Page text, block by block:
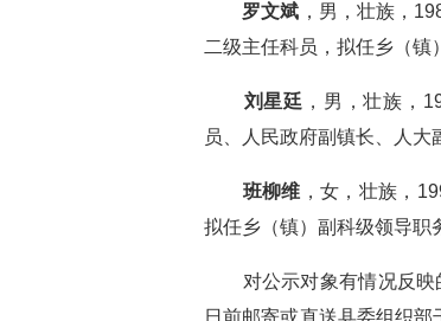
罗文斌 ，男，壮族，
二级主任科员，拟任乡（镇
刘星廷 ，男，壮族，
员、人民政府副镇长、人大
班柳维 ，女，壮族，
拟任乡（镇）副科级领导职
对公示对象有情况反映
日前邮寄或直送县委组织